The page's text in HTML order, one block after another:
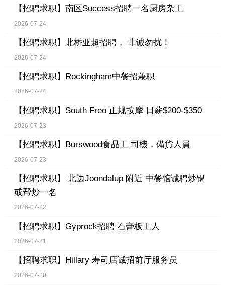
【招聘求职】 南区Success招聘一名厨房杂工
2026-07-24
【招聘求职】 北桥亚超招聘， 非诚勿扰！
2026-07-24
【招聘求职】 Rockingham中餐招兼职
2026-07-24
【招聘求职】 South Freo 正规按摩 日薪$200-$350
2026-07-23
【招聘求职】 Burswood食品工 司機，備貨人員
2026-07-23
【招聘求职】
北边Joondalup 附近 中餐馆诚聘炒锅
或帮炒一名
2026-07-22
【招聘求职】 Gyprock招聘 石膏板工人
2026-07-21
【招聘求职】 Hillary 寿司店诚招前厅服务员
2026-07-20